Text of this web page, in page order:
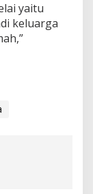
yaitu
keluarga